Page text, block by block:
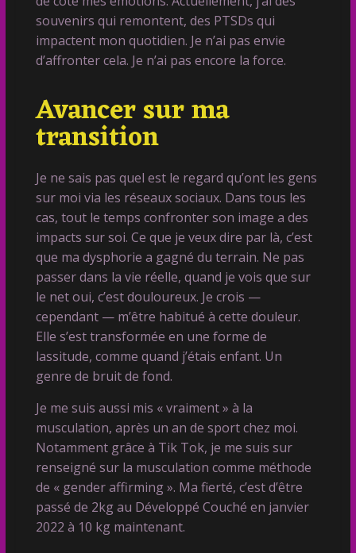
souvenirs qui remontent, des PTSDs qui
impactent mon quotidien. Je n’ai pas envie
d’affronter cela. Je n’ai pas encore la force.
Avancer sur ma
transition
Je ne sais pas quel est le regard qu’ont les gens
sur moi via les réseaux sociaux. Dans tous les
cas, tout le temps confronter son image a des
impacts sur soi. Ce que je veux dire par là, c’est
que ma dysphorie a gagné du terrain. Ne pas
passer dans la vie réelle, quand je vois que sur
le net oui, c’est douloureux. Je crois —
cependant — m’être habitué à cette douleur.
Elle s’est transformée en une forme de
lassitude, comme quand j’étais enfant. Un
genre de bruit de fond.
Je me suis aussi mis « vraiment » à la
musculation, après un an de sport chez moi.
Notamment grâce à Tik Tok, je me suis sur
renseigné sur la musculation comme méthode
de « gender affirming ». Ma fierté, c’est d’être
passé de 2kg au Développé Couché en janvier
2022 à 10 kg maintenant.